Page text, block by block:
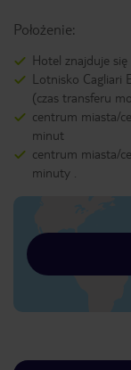
Położenie:
Hotel znajduje
Lotnisko
(czas transferu
centrum miasta/
minut
centrum miasta/
minuty .